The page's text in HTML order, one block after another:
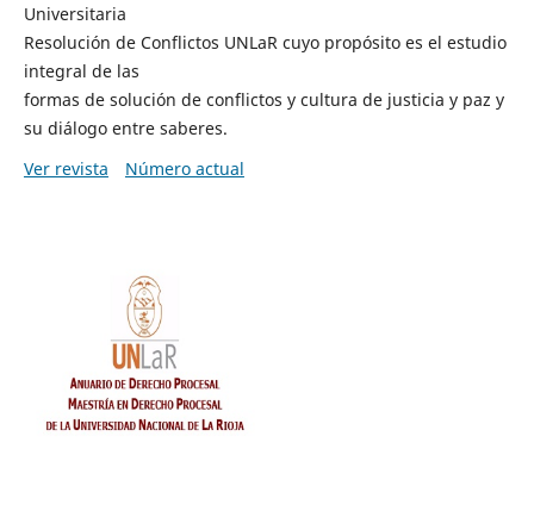
Universitaria
Resolución de Conflictos UNLaR cuyo propósito es el estudio
integral de las
formas de solución de conflictos y cultura de justicia y paz y
su diálogo entre saberes.
Ver revista
Número actual